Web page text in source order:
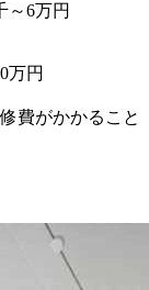
～6万円
万円
費がかかること